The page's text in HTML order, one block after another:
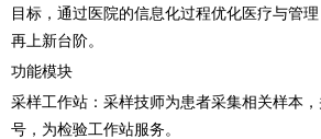
目标，通过医院的信息化过程优化医疗与管
再上新台阶。
功能模块
采样工作站：采样技师为患者采集相关样本
号，为检验工作站服务。